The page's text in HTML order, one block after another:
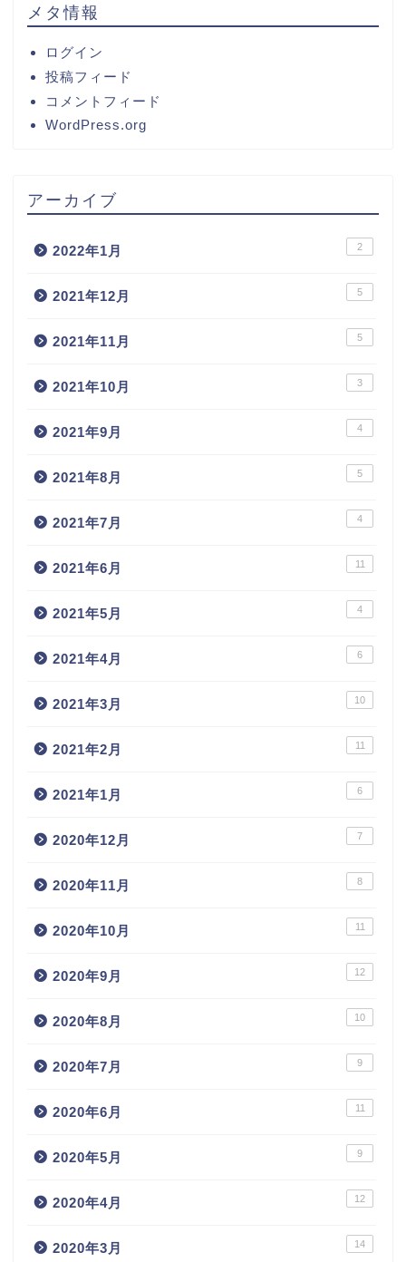
メタ情報
ログイン
投稿フィード
コメントフィード
WordPress.org
アーカイブ
2022年1月 2
2021年12月 5
2021年11月 5
2021年10月 3
2021年9月 4
2021年8月 5
2021年7月 4
2021年6月 11
2021年5月 4
2021年4月 6
2021年3月 10
2021年2月 11
2021年1月 6
2020年12月 7
2020年11月 8
2020年10月 11
2020年9月 12
2020年8月 10
2020年7月 9
2020年6月 11
2020年5月 9
2020年4月 12
2020年3月 14